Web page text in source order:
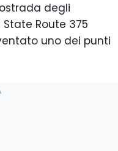
degli
Route 375
uno dei punti